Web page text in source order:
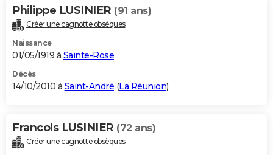
Philippe LUSINIER (91 ans)
Créer une cagnotte obsèques
Naissance
01/05/1919 à Sainte-Rose
Décès
14/10/2010 à Saint-André (La Réunion)
Francois LUSINIER (72 ans)
Créer une cagnotte obsèques